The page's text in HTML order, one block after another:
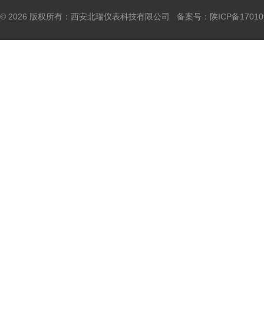
© 2026 版权所有：西安北瑞仪表科技有限公司 备案号： 陕ICP备